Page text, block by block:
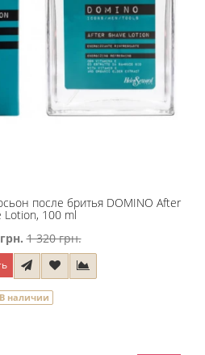
после бритья DOMINO After
Lotion, 100 ml
1 320 грн.
В наличии